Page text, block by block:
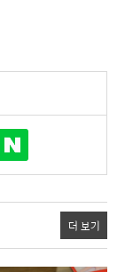
더 보기